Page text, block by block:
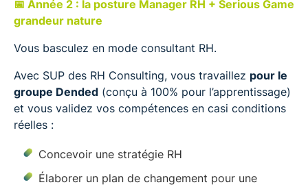
📅 Année 2 : la posture Manager RH + Serious Game
grandeur nature
Vous basculez en mode consultant RH.
Avec SUP des RH Consulting, vous travaillez pour le
groupe Dended (conçu à 100% pour l’apprentissage)
et vous validez vos compétences en casi conditions
réelles :
Concevoir une stratégie RH
Élaborer un plan de changement pour une